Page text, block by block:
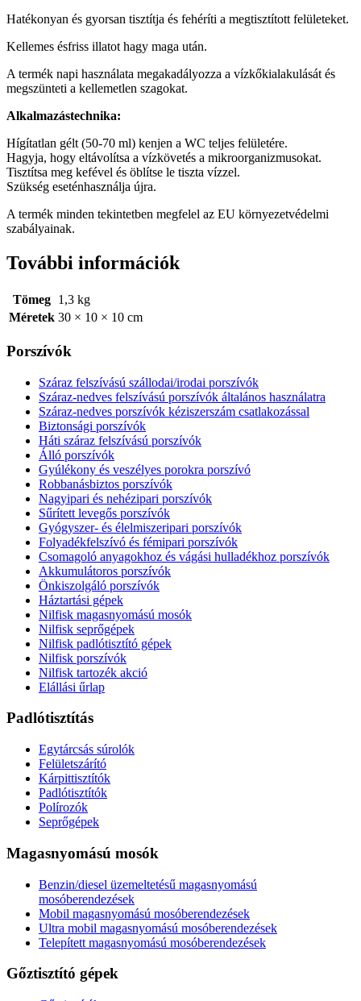
Hatékonyan és gyorsan tisztítja és fehéríti a megtisztított felületeket.
Kellemes ésfriss illatot hagy maga után.
A termék napi használata megakadályozza a vízkőkialakulását és
megszünteti a kellemetlen szagokat.
Alkalmazástechnika:
Hígítatlan gélt (50-70 ml) kenjen a WC teljes felületére.
Hagyja, hogy eltávolítsa a vízkövetés a mikroorganizmusokat.
Tisztítsa meg kefével és öblítse le tiszta vízzel.
Szükség eseténhasználja újra.
A termék minden tekintetben megfelel az EU környezetvédelmi
szabályainak.
További információk
Tömeg 1,3 kg
Méretek 30 × 10 × 10 cm
Porszívók
Száraz felszívású szállodai/irodai porszívók
Száraz-nedves felszívású porszívók általános használatra
Száraz-nedves porszívók kéziszerszám csatlakozással
Biztonsági porszívók
Háti száraz felszívású porszívók
Álló porszívók
Gyúlékony és veszélyes porokra porszívó
Robbanásbiztos porszívók
Nagyipari és nehézipari porszívók
Sűrített levegős porszívók
Gyógyszer- és élelmiszeripari porszívók
Folyadékfelszívó és fémipari porszívók
Csomagoló anyagokhoz és vágási hulladékhoz porszívók
Akkumulátoros porszívók
Önkiszolgáló porszívók
Háztartási gépek
Nilfisk magasnyomású mosók
Nilfisk seprőgépek
Nilfisk padlótisztító gépek
Nilfisk porszívók
Nilfisk tartozék akció
Elállási űrlap
Padlótisztítás
Egytárcsás súrolók
Felületszárító
Kárpittisztítók
Padlótisztítók
Polírozók
Seprőgépek
Magasnyomású mosók
Benzin/diesel üzemeltetésű magasnyomású
mosóberendezések
Mobil magasnyomású mosóberendezések
Ultra mobil magasnyomású mosóberendezések
Telepített magasnyomású mosóberendezések
Gőztisztító gépek